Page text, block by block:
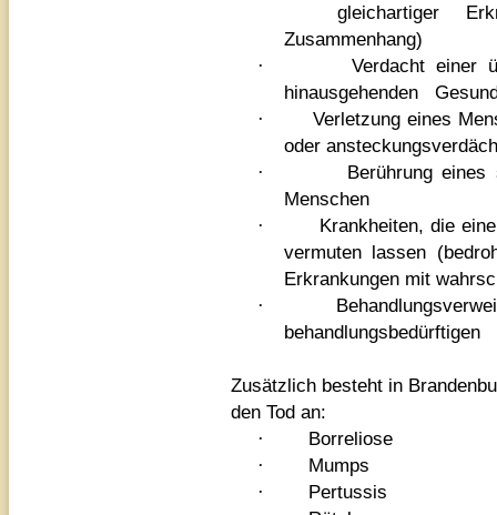
gleichartiger
Zusammenhang)
·
Verdacht einer
hinausgehenden
·
Verletzung eines
oder
·
Berührung
Menschen
·
Krankheiten, die
vermuten lassen
Erkrankungen mit
·
Zusätzlich besteht in
den Tod an:
·
Borreliose
·
Mumps
·
Pertussis